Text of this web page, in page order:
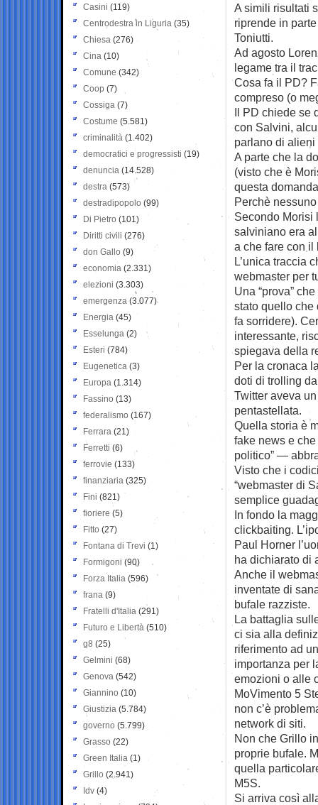
A simili risultati
riprende in
Toniutti.
Ad agosto
legame tra il
Cosa fa il PD?
compreso (o
Il PD chiede se
con Salvini,
parlano di alieni
A parte che la
(visto che è
questa
Perchè
Secondo Morisi
salviniano era
a che fare con
L’unica traccia
webmaster per
Una “prova”
stato quello che
fa sorridere).
interessante,
spiegava della
Per la cronaca
doti di trolling
Twitter aveva
pentastellata.
Quella storia è
fake news e
politico” —
Visto che i
“webmaster di
semplice
In fondo la
clickbaiting.
Paul Horner
ha dichiarato di
Anche il
inventate di
bufale razziste.
La battaglia
ci sia alla
riferimento ad
importanza per
emozioni o alle
MoVimento 5
non c’è
network di siti.
Non che Grillo
proprie bufale.
quella
M5S.
Si arriva così
Casini (119)
Centrodestra in Liguria (35)
Chiesa (276)
Cina (10)
Comune (342)
Coop (7)
Cossiga (7)
Costume (5.581)
criminalità (1.402)
democratici e progressisti (19)
denuncia (14.528)
destra (573)
destradipopolo (99)
Di Pietro (101)
Diritti civili (276)
don Gallo (9)
economia (2.331)
elezioni (3.303)
emergenza (3.077)
Energia (45)
Esselunga (2)
Esteri (784)
Eugenetica (3)
Europa (1.314)
Fassino (13)
federalismo (167)
Ferrara (21)
Ferretti (6)
ferrovie (133)
finanziaria (325)
Fini (821)
fioriere (5)
Fitto (27)
Fontana di Trevi (1)
Formigoni (90)
Forza Italia (596)
frana (9)
Fratelli d'Italia (291)
Futuro e Libertà (510)
g8 (25)
Gelmini (68)
Genova (542)
Giannino (10)
Giustizia (5.784)
governo (5.799)
Grasso (22)
Green Italia (1)
Grillo (2.941)
Idv (4)